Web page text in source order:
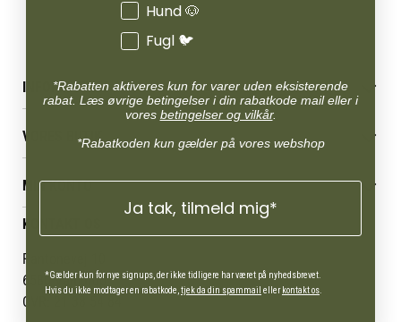
INFORMATION
Betingelser & vilkår
Reklamations- & fortrydelsesret
Levering & afhentning
Følg din bestilling
Persondatapolitik
Cookies
VORES BUTIK
Job
Mærker
Om os
Om Vestjyllands Andel
Blog
Ofte stillede spørgsmål
MIN KONTO
Administrer min konto
Min Konto
KONTAKT OS
Pantonevej 10
6580 Vamdrup
CVR: 21 38 54 84
Hund 🐶
Fugl 🐦
*Rabatten aktiveres kun for varer uden eksisterende
rabat. Læs øvrige betingelser i din rabatkode mail eller i
vores betingelser og vilkår.
*Rabatkoden kun gælder på vores webshop
Ja tak, tilmeld mig*
*Gælder kun for nye signups, der ikke tidligere har været på nyhedsbrevet.
Hvis du ikke modtager en rabatkode, tjek da din spammail ellerkontakt os